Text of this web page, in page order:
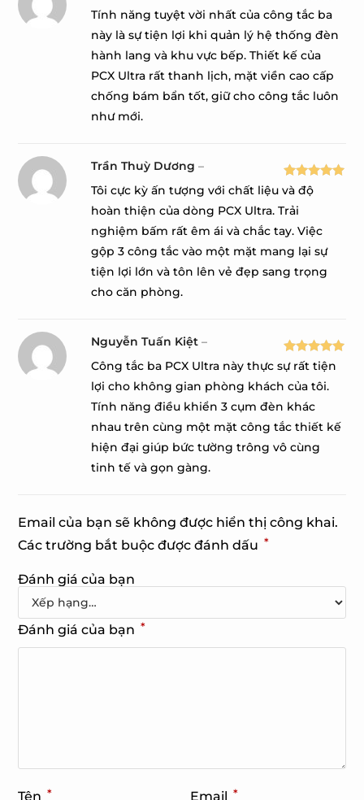
Được xếp
hạng5 5
sao
Tính năng tuyệt vời nhất của công tắc ba
này là sự tiện lợi khi quản lý hệ thống đèn
hành lang và khu vực bếp. Thiết kế của
PCX Ultra rất thanh lịch, mặt viền cao cấp
chống bám bẩn tốt, giữ cho công tắc luôn
như mới.
Được xếp
hạng
sao
Trần Thuỳ Dương–
Tôi cực kỳ ấn tượng với chất liệu và độ
hoàn thiện của dòng PCX Ultra. Trải
nghiệm bấm rất êm ái và chắc tay. Việc
gộp 3 công tắc vào một mặt mang lại sự
tiện lợi lớn và tôn lên vẻ đẹp sang trọng
cho căn phòng.
Được xếp
hạng 55
sao
Nguyễn Tuấn Kiệt–
Công tắc ba PCX Ultra này thực sự rất tiện
lợi cho không gian phòng khách của tôi.
Tính năng điều khiển 3 cụm đèn khác
nhau trên cùng một mặt công tắc thiết kế
hiện đại giúp bức tường trông vô cùng
tinh tế và gọn gàng.
Email của bạn sẽ không được hiển thị công khai.
Các trường bắt buộc được đánh dấu *
Đánh giá của bạn
Đánh giá của bạn *
Tên * Email *